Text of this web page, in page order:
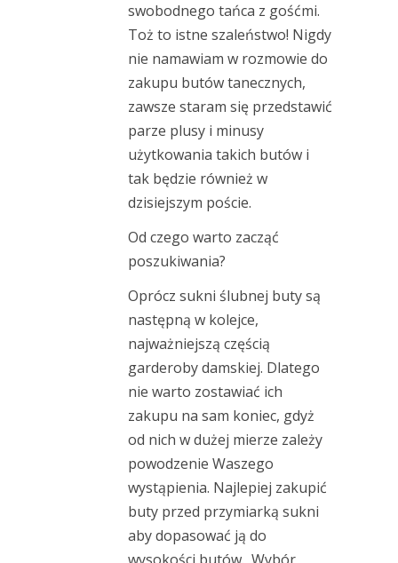
swobodnego tańca z gośćmi.
Toż to istne szaleństwo! Nigdy
nie namawiam w rozmowie do
zakupu butów tanecznych,
zawsze staram się przedstawić
parze plusy i minusy
użytkowania takich butów i
tak będzie również w
dzisiejszym poście.
Od czego warto zacząć
poszukiwania?
Oprócz sukni ślubnej buty są
następną w kolejce,
najważniejszą częścią
garderoby damskiej. Dlatego
nie warto zostawiać ich
zakupu na sam koniec, gdyż
od nich w dużej mierze zależy
powodzenie Waszego
wystąpienia. Najlepiej zakupić
buty przed przymiarką sukni
aby dopasować ją do